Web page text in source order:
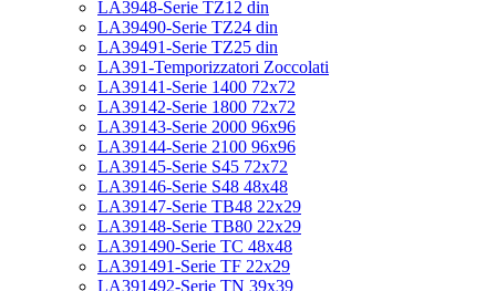
LA3948-Serie TZ12 din
LA39490-Serie TZ24 din
LA39491-Serie TZ25 din
LA391-Temporizzatori Zoccolati
LA39141-Serie 1400 72x72
LA39142-Serie 1800 72x72
LA39143-Serie 2000 96x96
LA39144-Serie 2100 96x96
LA39145-Serie S45 72x72
LA39146-Serie S48 48x48
LA39147-Serie TB48 22x29
LA39148-Serie TB80 22x29
LA391490-Serie TC 48x48
LA391491-Serie TF 22x29
LA391492-Serie TN 39x39